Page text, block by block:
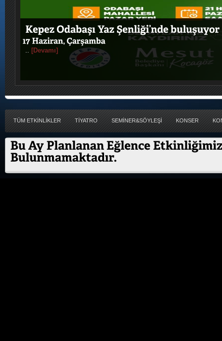
.. [Devamı]
TÜM ETKİNLİKLER TİYATRO SEMİNER&SÖYLEŞİ KONSER
ÖZEL ETKİNLİK